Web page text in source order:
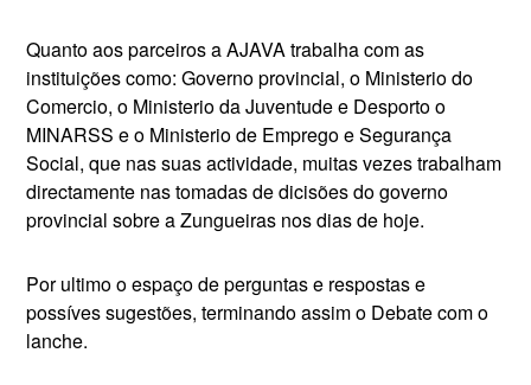
Quanto aos parceiros a AJAVA trabalha com as
instituições como: Governo provincial, o Ministerio do
Comercio, o Ministerio da Juventude e Desporto o
MINARSS e o Ministerio de Emprego e Segurança
Social, que nas suas actividade, muitas vezes trabalham
directamente nas tomadas de dicisões do governo
provincial sobre a Zungueiras nos dias de hoje.
Por ultimo o espaço de perguntas e respostas e
possíves sugestões, terminando assim o Debate com o
lanche.